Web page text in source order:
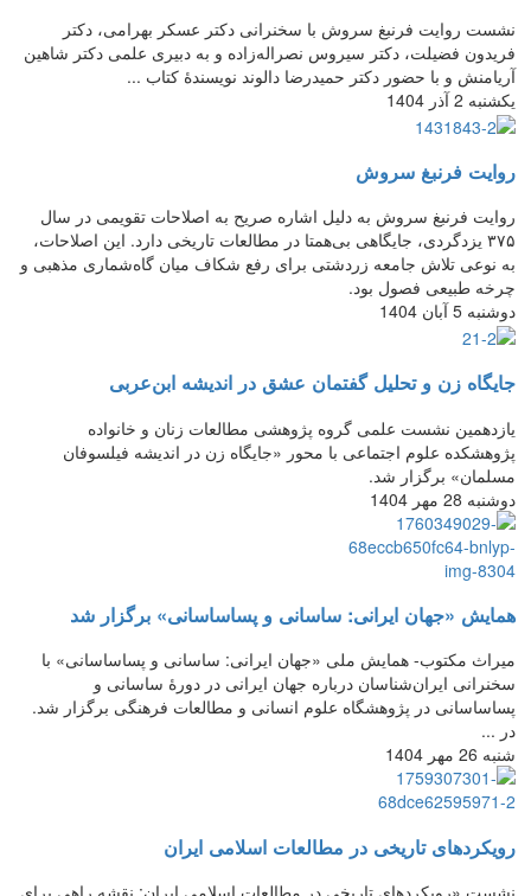
نشست روایت فرنبغ سروش با سخنرانی دکتر عسکر بهرامی، دکتر
فریدون فضیلت، دکتر سیروس نصراله‌زاده و به دبیری علمی دکتر شاهین
آریامنش و با حضور دکتر حمیدرضا دالوند نویسندۀ کتاب ...
یکشنبه 2 آذر 1404
روایت فرنبغ سروش
روایت فرنبغ سروش به دلیل اشاره صریح به اصلاحات تقویمی در سال
۳۷۵ یزدگردی، جایگاهی بی‌همتا در مطالعات تاریخی دارد. این اصلاحات،
به نوعی تلاش جامعه زردشتی برای رفع شکاف میان گاه‌شماری مذهبی و
چرخه طبیعی فصول بود.
دوشنبه 5 آبان 1404
جایگاه زن و تحلیل گفتمان عشق در اندیشه ابن‌عربی
یازدهمین ‌نشست علمی گروه پژوهشی مطالعات زنان و خانواده
پژوهشکده علوم اجتماعی با محور «جایگاه زن در اندیشه فیلسوفان
مسلمان» برگزار شد.
دوشنبه 28 مهر 1404
همایش «جهان ایرانی: ساسانی و پساساسانی» برگزار شد
میراث مکتوب- همایش ملی «جهان ایرانی: ساسانی و پساساسانی» با
سخنرانی ایران‌شناسان درباره جهان ایرانی در دورۀ ساسانی و
پساساسانی در پژوهشگاه علوم انسانی و مطالعات فرهنگی برگزار شد.
در ...
شنبه 26 مهر 1404
رویکردهای تاریخی در مطالعات اسلامی ایران